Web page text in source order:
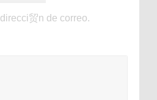
贸n de correo.